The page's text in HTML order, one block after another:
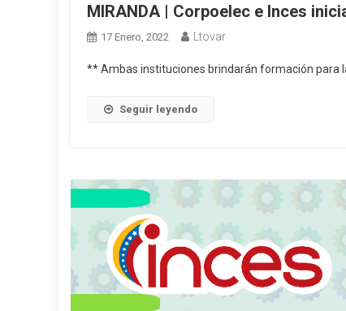
MIRANDA | Corpoelec e Inces
17 Enero, 2022 Ltovar
** Ambas instituciones brindarán formación para
Seguir leyendo